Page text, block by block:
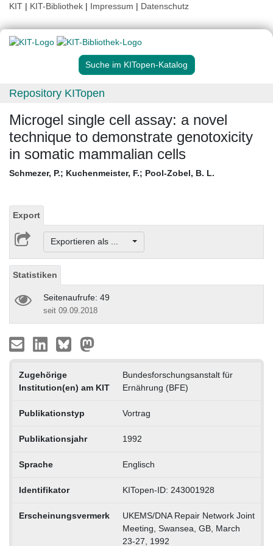
KIT | KIT-Bibliothek | Impressum | Datenschutz
Suche im KITopen-Katalog
Repository KITopen
Microgel single cell assay: a novel
technique to demonstrate genotoxicity
in somatic mammalian cells
Schmezer, P.; Kuchenmeister, F.; Pool-Zobel, B. L.
Export
Exportieren als ...
Statistiken
Seitenaufrufe: 49
seit 09.09.2018
Zugehörige
Institution(en) am KIT
Bundesforschungsanstalt für
Ernährung (BFE)
Publikationstyp Vortrag
Publikationsjahr 1992
Sprache Englisch
Identifikator KITopen-ID: 243001928
Erscheinungsvermerk
UKEMS/DNA Repair Network Joint
Meeting, Swansea, GB, March
23-27, 1992